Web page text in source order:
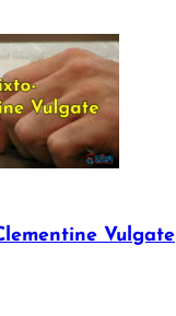
Vulgate